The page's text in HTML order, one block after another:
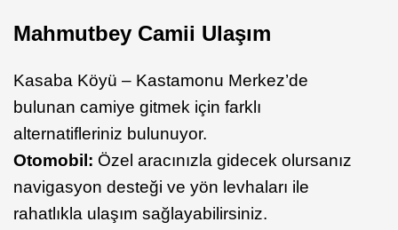
Mahmutbey Camii Ulaşım
Kasaba Köyü – Kastamonu Merkez’de
bulunan camiye gitmek için farklı
alternatifleriniz bulunuyor.
Otomobil: Özel aracınızla gidecek olursanız
navigasyon desteği ve yön levhaları ile
rahatlıkla ulaşım sağlayabilirsiniz.